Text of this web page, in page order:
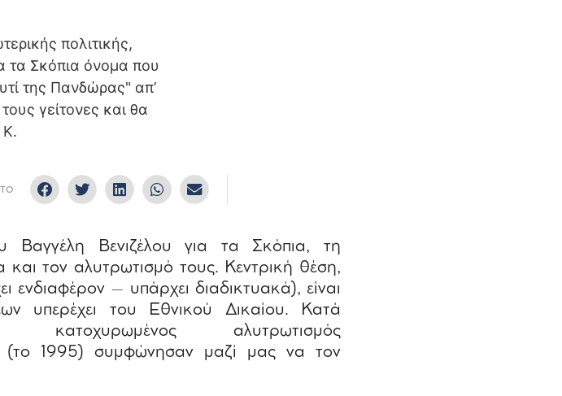
Βαγγέλη Βενιζέλου για τα Σκόπια, τη
τον αλυτρωτισμό τους. Κεντρική θέση,
– υπάρχει διαδικτυακά), είναι
υπερέχει του Εθνικού Δικαίου. Κατά
αλυτρωτισμός
(το 1995) συμφώνησαν μαζί μας να τον